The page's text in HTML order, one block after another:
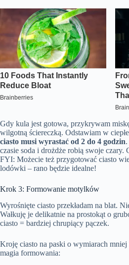
Gdy kula jest gotowa, przykrywam
wilgotną ściereczką. Odstawiam w
ciasto musi wyrastać od 2 do 4 godzin
czasie soda i drożdże robią swoje czary.
FYI: Możecie też przygotować ciasto
lodówki – rano będzie idealne!
Krok 3: Formowanie motylków
Wyrośnięte ciasto przekładam na blat.
Wałkuję je delikatnie na prostokąt o
ciasto = bardziej chrupiący pączek.
Kroję ciasto na paski o wymiarach
magia formowania: